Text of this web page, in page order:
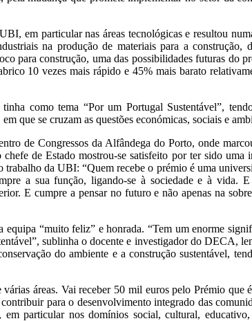
em particular nas áreas tecnológicas e resultou
na produção de materiais para a construção,
para construção, uma das possibilidades futuras do
10 vezes mais rápido e 45% mais barato
como tema “Por um Portugal Sustentável”,
que se cruzam as questões económicas, sociais e
de Congressos da Alfândega do Porto, onde
de Estado mostrou-se satisfeito por ter sido uma
da UBI: “Quem recebe o prémio é uma
a sua função, ligando-se à sociedade e à vida. E
E cumpre a pensar no futuro e não apenas na
“muito feliz” e honrada. “Tem um enorme
sublinha o docente e investigador do DECA,
do ambiente e a construção sustentável,
áreas. Vai receber 50 mil euros pelo Prémio que
para o desenvolvimento integrado das
particular nos domínios social, cultural,